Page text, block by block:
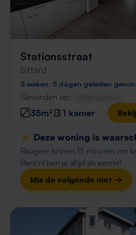
Stationsstraat
Sittard
3 weken, 5 dagen geleden
Gevonden op:
35m² 1 kamer
⚡️ Deze woning is
Reageer binnen 15 minuten om
Rent.nl ben je altijd als eerste!
Mis de volgende niet →